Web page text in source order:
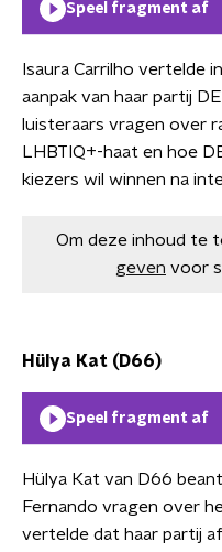
Speel fragment af
Isaura Carrilho vertelde
aanpak van haar partij
luisteraars vragen over
LHBTIQ+-haat en hoe
kiezers wil winnen na
Om deze inhoud te
geven voor
Hülya Kat (D66)
Speel fragment af
Hülya Kat van D66
Fernando vragen over
vertelde dat haar partij